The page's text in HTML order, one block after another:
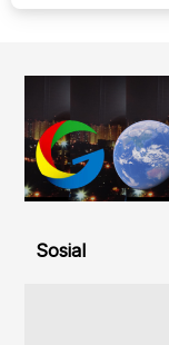
Sosial